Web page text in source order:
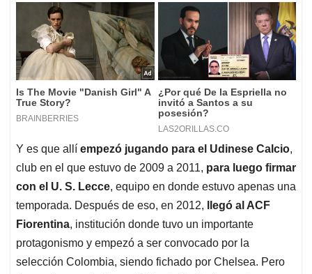
Y es que allí empezó jugando para el Udinese Calcio,
club en el que estuvo de 2009 a 2011, para luego firmar
con el U. S. Lecce, equipo en donde estuvo apenas una
temporada. Después de eso, en 2012,
llegó al ACF
Fiorentina, institución donde tuvo un importante
protagonismo y empezó a ser convocado por la
selección Colombia, siendo fichado por Chelsea. Pero